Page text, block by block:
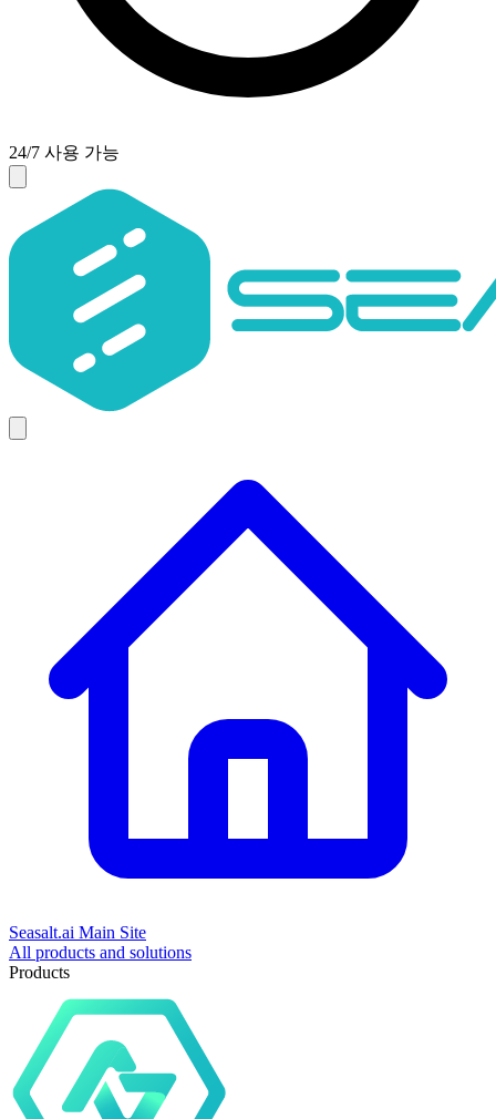
24/7 사용 가능
Seasalt.ai Main Site
All products and solutions
Products